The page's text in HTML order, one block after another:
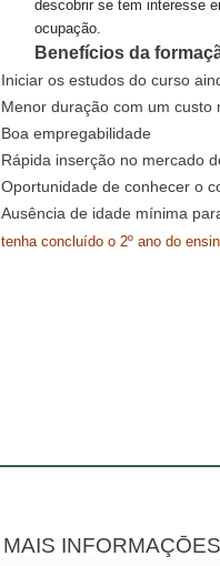
descobrir se tem interesse
ocupação.
Benefícios da
Iniciar os estudos do curso
Menor duração com um custo
Boa empregabilidade
Rápida inserção no mercado
Oportunidade de conhecer o
Ausência de idade mínima
tenha concluído o 2º ano do
MAIS INFORMAÇŌES